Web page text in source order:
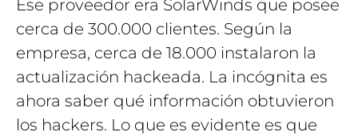
Ese proveedor era SolarWinds que posee
cerca de 300.000 clientes. Según la
empresa, cerca de 18.000 instalaron la
actualización hackeada. La incógnita es
ahora saber qué información obtuvieron
los hackers. Lo que es evidente es que